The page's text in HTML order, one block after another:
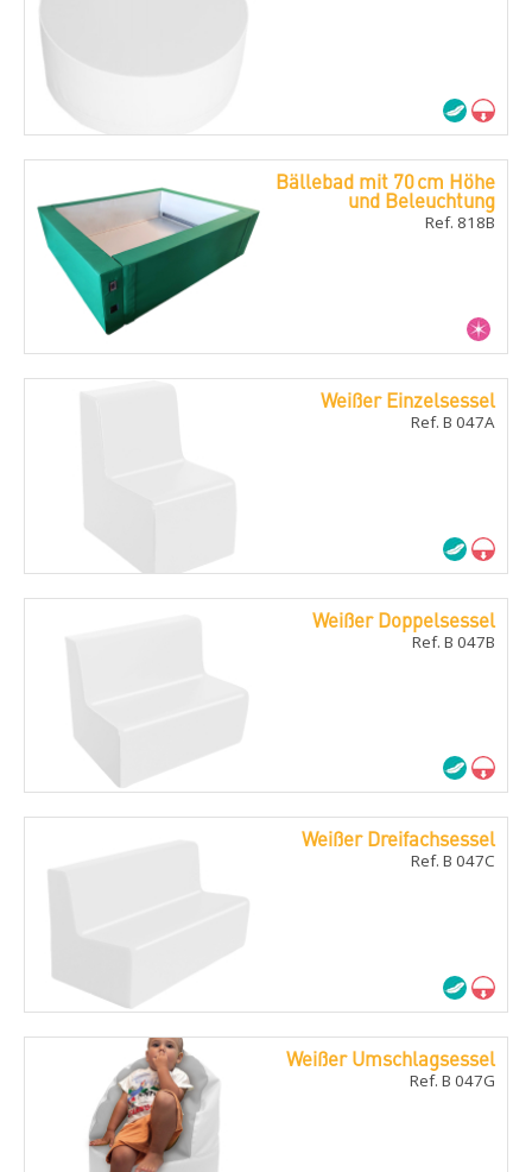
Bällebad mit 70 cm Höhe
und Beleuchtung
Ref. 818B
Weißer Einzelsessel
Ref. B 047A
Weißer Doppelsessel
Ref. B 047B
Weißer Dreifachsessel
Ref. B 047C
Weißer Umschlagsessel
Ref. B 047G